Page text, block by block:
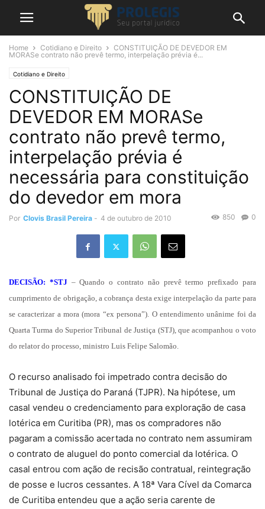
Home Cotidiano e Direito
CONSTITUIÇÃO DE DEVEDOR EM
MORASe contrato não prevê termo, interpelação prévia é...
Cotidiano e Direito
CONSTITUIÇÃO DE
DEVEDOR EM MORASe
contrato não prevê termo,
interpelação prévia é
necessária para constituição
do devedor em mora
Por Clovis Brasil Pereira - 4 de outubro de 2010 0
850
DECISÃO: *STJ – Quando o contrato não prevê termo prefixado para
cumprimento de obrigação, a cobrança desta exige interpelação da parte para
se caracterizar a mora (mora “ex persona”). O entendimento unânime foi da
Quarta Turma do Superior Tribunal de Justiça (STJ), que acompanhou o voto
do relator do processo, ministro Luis Felipe Salomão.
O recurso analisado foi impetrado contra decisão do
Tribunal de Justiça do Paraná (TJPR). Na hipótese, um
casal vendeu o credenciamento para exploração de casa
lotérica em Curitiba (PR), mas os compradores não
pagaram a comissão acertada no contrato nem assumiram
o contrato de aluguel do ponto comercial da lotérica. O
casal entrou com ação de recisão contratual, reintegração
de posse e lucros cessantes. A 18ª Vara Cível da Comarca
de Curitiba entendeu que a ação seria carente de